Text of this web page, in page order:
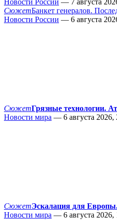
Новости России — 7 августа
СюжетБанкет генералов.
Новости России — 6 августа
СюжетГрязные технологии.
Новости мира — 6 августа 2026,
СюжетЭскалация для
Новости мира — 6 августа 2026,